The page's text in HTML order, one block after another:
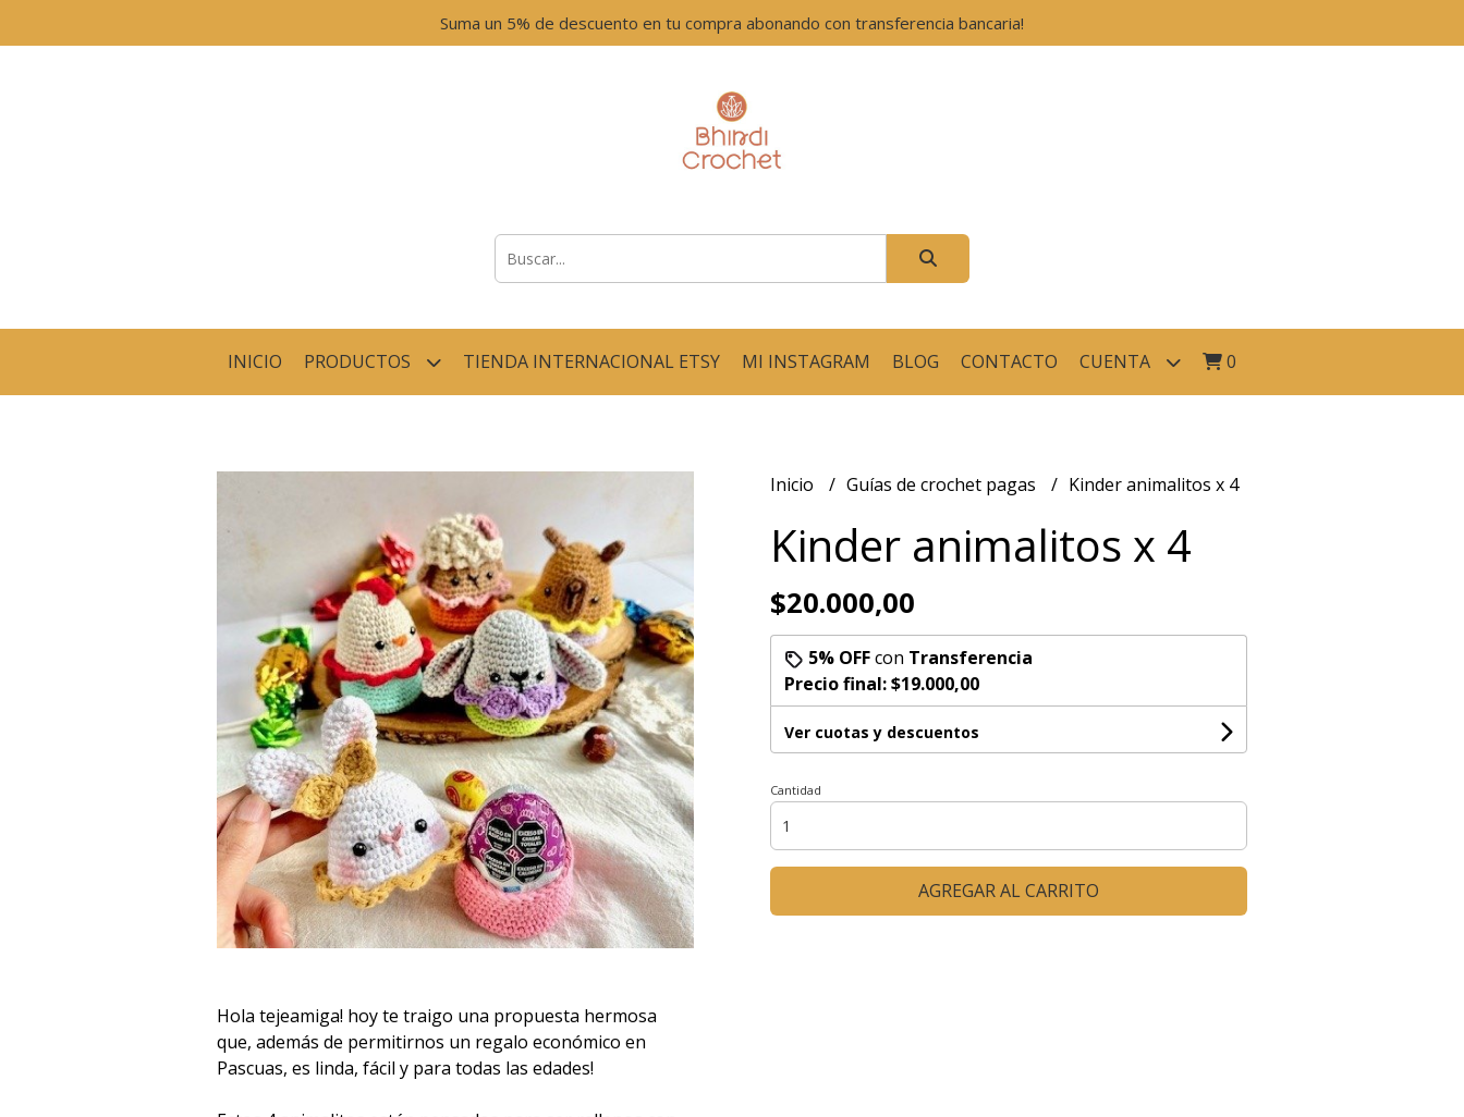
Suma un 5% de descuento en tu compra abonando con transferencia bancaria!
INICIO PRODUCTOS TIENDA INTERNACIONAL ETSY MI INSTAGRAM BLOG CONTACTO CUENTA 0
Hola tejeamiga! hoy te traigo una propuesta hermosa
que, además de permitirnos un regalo económico en
Pascuas, es linda, fácil y para todas las edades!
Inicio Guías de crochet pagas Kinder animalitos x 4
Kinder animalitos x 4
$20.000,00
5% OFFcon Transferencia
Precio final:$19.000,00
Ver cuotas y descuentos
Cantidad
AGREGAR AL CARRITO